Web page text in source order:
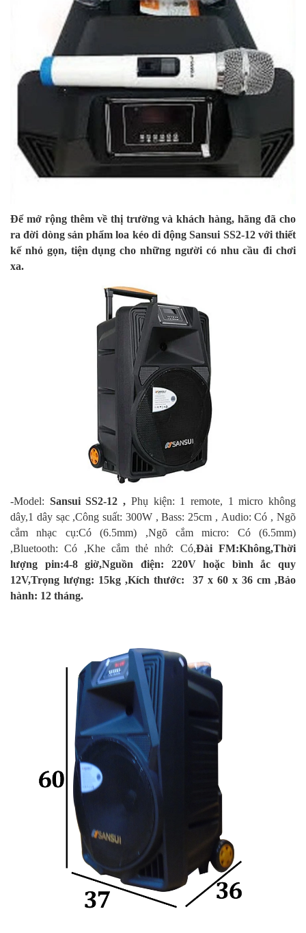
Để mở rộng thêm về thị trường và khách hàng, hãng đã cho
ra đời dòng sản phẩm loa kéo di động Sansui SS2-12 với thiết
kế nhỏ gọn, tiện dụng cho những người có nhu cầu đi chơi
xa.
-Model: Sansui SS2-12 , Phụ kiện: 1 remote, 1 micro không
dây,1 dây sạc ,Công suất: 300W ,Bass: 25cm , Audio: Có ,Ngõ
cắm nhạc cụ:Có (6.5mm) ,Ngõ cắm micro: Có (6.5mm)
,Bluetooth: Có ,Khe cắm thẻ nhớ: Có,Đài FM:Không,Thời
lượng pin:4-8 giờ,Nguồn điện: 220V hoặc bình ắc quy
12V,Trọng lượng: 15kg ,Kích thước: 37 x 60 x 36 cm ,Bảo
hành: 12 tháng.